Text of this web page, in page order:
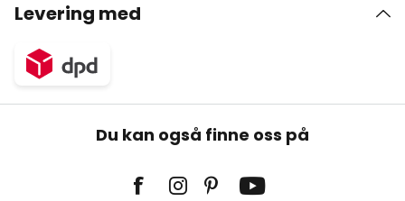
Levering med
Du kan også finne oss på